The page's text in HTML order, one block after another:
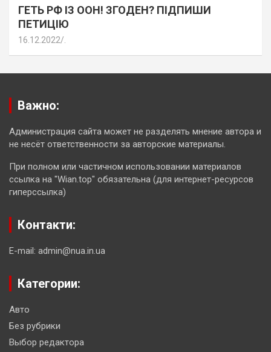
ГЕТЬ РФ ІЗ ООН! ЗГОДЕН? ПІДПИШИ
ПЕТИЦІЮ
16.12.2022
Важно:
Администрация сайта может не разделять мнение автора и
не несёт ответственности за авторские материалы.
При полном или частичном использовании материалов
ссылка на "Wian.top" обязательна (для интернет-ресурсов
гиперссылка)
Контакти:
E-mail: admin@nua.in.ua
Категории:
Авто
Без рубрики
Выбор редактора